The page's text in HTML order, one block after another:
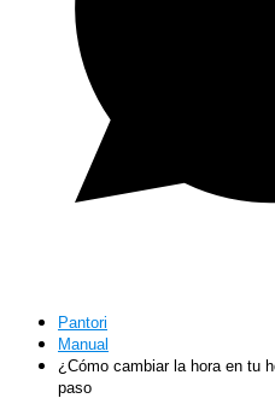
Pantori
Manual
¿Cómo cambiar la hora en tu
paso